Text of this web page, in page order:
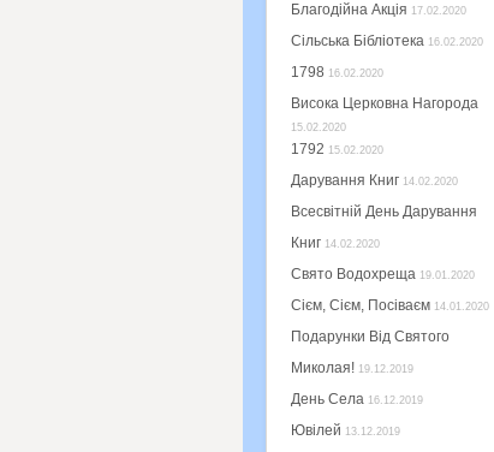
Благодійна Акція 17.02.2020
Сільська Бібліотека 16.02.2020
1798 16.02.2020
Висока Церковна Нагорода
15.02.2020
1792 15.02.2020
Дарування Книг 14.02.2020
Всесвітній День Дарування
Книг 14.02.2020
Свято Водохреща 19.01.2020
Сієм, Сієм, Посіваєм 14.01.2020
Подарунки Від Святого
Миколая! 19.12.2019
День Села 16.12.2019
Ювілей 13.12.2019